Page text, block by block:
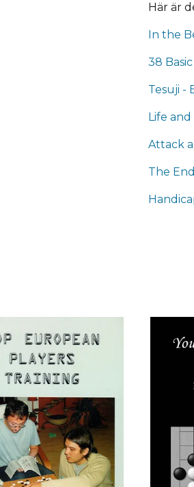
Här är
In the
38
Tesuji -
Life
Attack
The